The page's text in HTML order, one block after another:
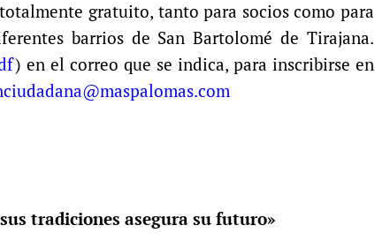
gratuito, tanto para socios como para
barrios de San Bartolomé de Tirajana.
) en el correo que se indica, para inscribirse en
tradiciones asegura su futuro»